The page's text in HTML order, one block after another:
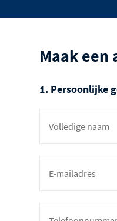
Maak een
1. Persoonlijke